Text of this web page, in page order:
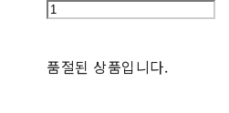
품절된 상품입니다.